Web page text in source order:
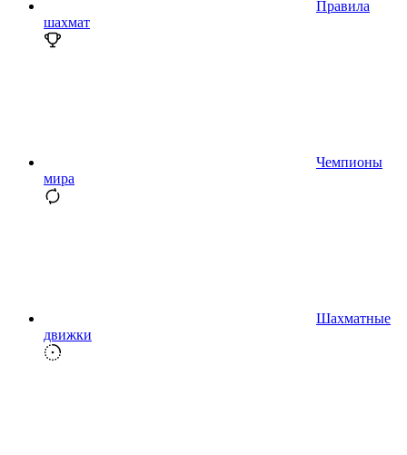
Правила
шахмат
Чемпионы
мира
Шахматные
движки